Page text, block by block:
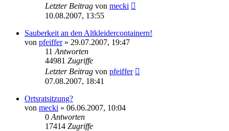
Letzter Beitrag von mecki
10.08.2007, 13:55
Sauberkeit an den Altkleidercontainern!
von pfeiffer» 29.07.2007, 19:47
11 Antworten
44981 Zugriffe
Letzter Beitrag von pfeiffer
07.08.2007, 18:41
Ortsratsitzung?
von mecki » 06.06.2007, 10:04
0 Antworten
17414 Zugriffe